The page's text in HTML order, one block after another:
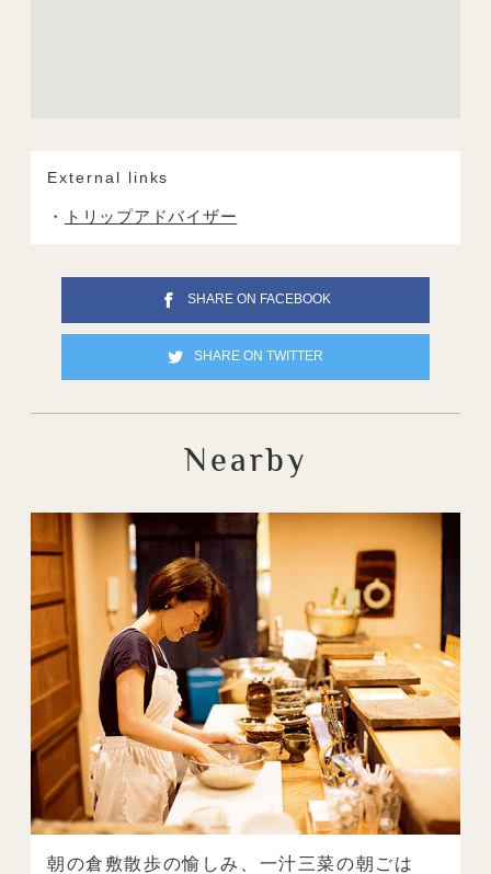
External links
トリップアドバイザー
SHARE ON FACEBOOK
SHARE ON TWITTER
Nearby
朝の倉敷散歩の愉しみ、一汁三菜の朝ごは